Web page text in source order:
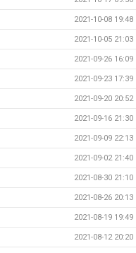
2021-10-08 19:48
2021-10-05 21:03
2021-09-26 16:09
2021-09-23 17:39
2021-09-20 20:52
2021-09-16 21:30
2021-09-09 22:13
2021-09-02 21:40
2021-08-30 21:10
2021-08-26 20:13
2021-08-19 19:49
2021-08-12 20:20